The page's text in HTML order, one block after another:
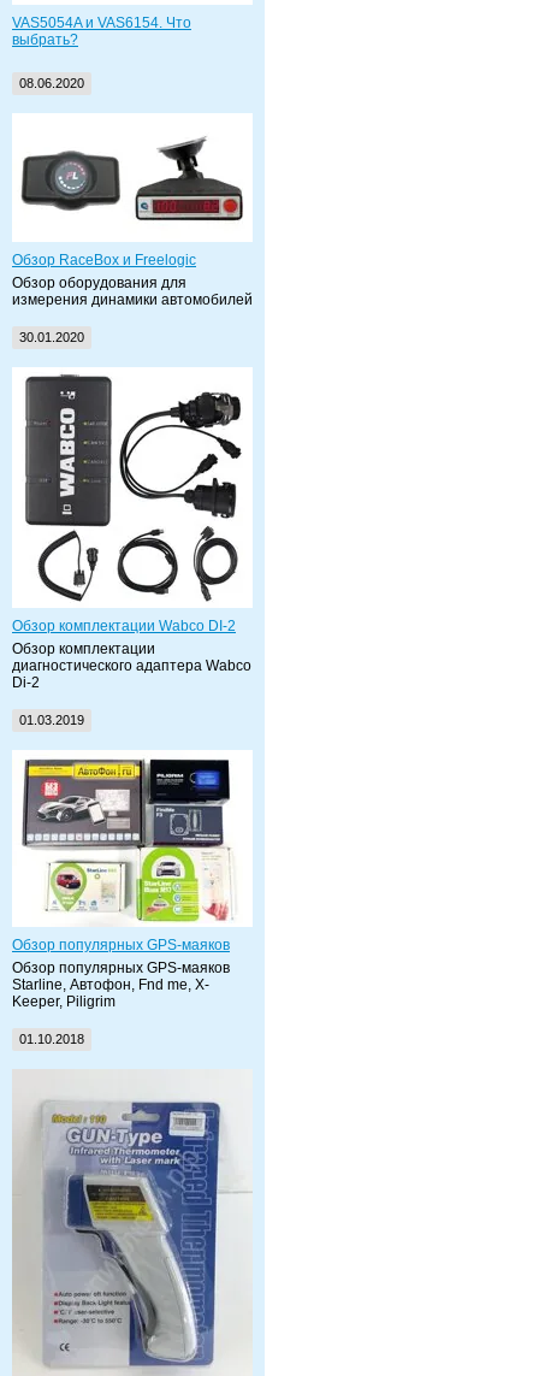
VAS5054A и VAS6154. Что
выбрать?
08.06.2020
Обзор RaceBox и Freelogic
Обзор оборудования для
измерения динамики автомобилей
30.01.2020
Обзор комплектации Wabco DI-2
Обзор комплектации
диагностического адаптера Wabco
Di-2
01.03.2019
Обзор популярных GPS-маяков
Обзор популярных GPS-маяков
Starline, Автофон, Fnd me, X-
Keeper, Piligrim
01.10.2018